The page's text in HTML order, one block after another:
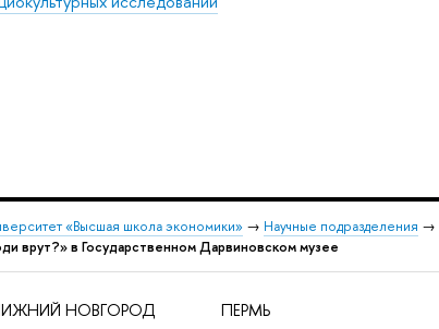
«Высшая школа экономики» → Научные подразделения →
врут?» в Государственном Дарвиновском музее
НОВГОРОД ПЕРМЬ